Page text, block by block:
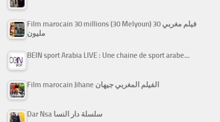
Film marocain 30 millions (30 Melyoun) فيلم مغربي 30
مليون
BEIN sport Arabia LIVE : Une chaine de sport arabe…
Film marocain Jihane الفيلم المغربي جيهان
Dar Nsa سلسلة دار النسا